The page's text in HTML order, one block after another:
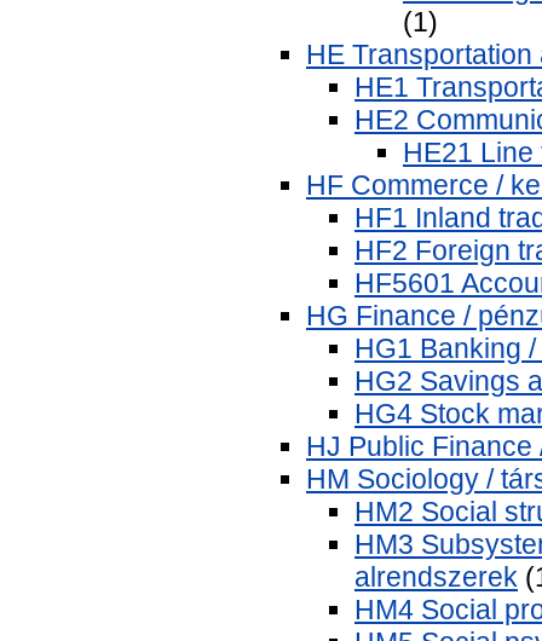
(1)
HE
HE1
HE2
HE21
HF Commerce /
HF1 Inland
HF2 Foreign
HF5601
HG Finance /
HG1 Banking
HG2 Savings
HG4 Stock
HJ Public
HM Sociology /
HM2 Social
HM3
alrendszerek
HM4 Social